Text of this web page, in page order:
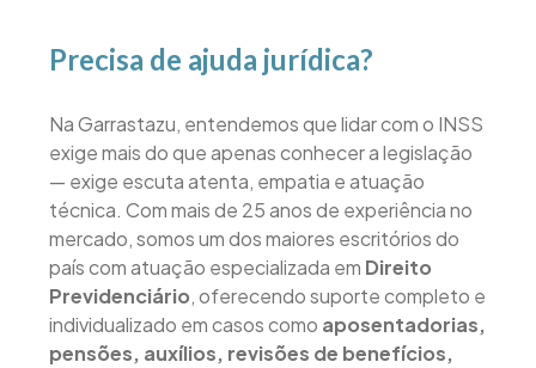
Precisa de ajuda jurídica?
Na Garrastazu, entendemos que lidar com o INSS
exige mais do que apenas conhecer a legislação
— exige escuta atenta, empatia e atuação
técnica. Com mais de 25 anos de experiência no
mercado, somos um dos maiores escritórios do
país com atuação especializada em Direito
Previdenciário, oferecendo suporte completo e
individualizado em casos como aposentadorias,
pensões, auxílios, revisões de benefícios,